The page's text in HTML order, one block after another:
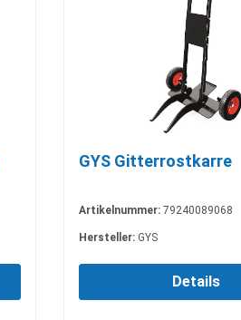
GYS Gitterrostkarre
Artikelnummer: 79240089068
Hersteller: GYS
Details